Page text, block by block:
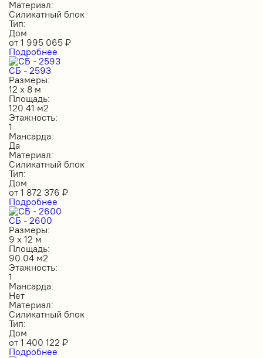
Материал:
Силикатный блок
Тип:
Дом
от 1 995 065 ₽
Подробнее
СБ - 2593
Размеры:
12 х 8 м
Площадь:
120.41 м2
Этажность:
1
Мансарда:
Да
Материал:
Силикатный блок
Тип:
Дом
от 1 872 376 ₽
Подробнее
СБ - 2600
Размеры:
9 х 12 м
Площадь:
90.04 м2
Этажность:
1
Мансарда:
Нет
Материал:
Силикатный блок
Тип:
Дом
от 1 400 122 ₽
Подробнее